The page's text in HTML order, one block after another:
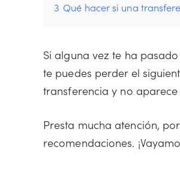
3 Qué hacer si una
Si alguna vez te ha
te puedes perder el
transferencia y no
Presta mucha atención,
recomendaciones.